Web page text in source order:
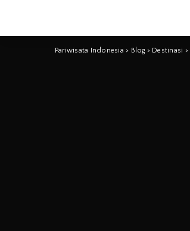
Pariwisata Indonesia > Blog > Destinasi >